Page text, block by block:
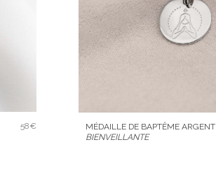
58€ MÉDAILLE DE BAPTÊME ARGENT
BIENVEILLANTE